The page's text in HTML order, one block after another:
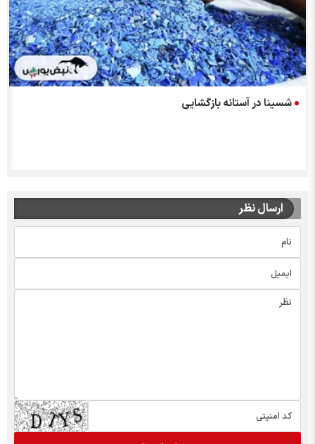
شسینا در آستانه بازگشایی
ارسال نظر